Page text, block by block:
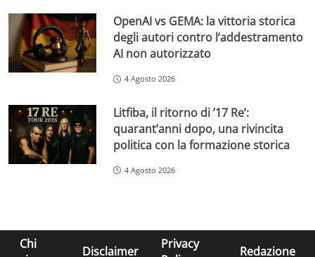
OpenAI vs GEMA: la vittoria storica
degli autori contro l’addestramento
AI non autorizzato
4 Agosto 2026
Litfiba, il ritorno di ’17 Re’:
quarant’anni dopo, una rivincita
politica con la formazione storica
4 Agosto 2026
Chi
Disclaimer
Privacy
Redazione